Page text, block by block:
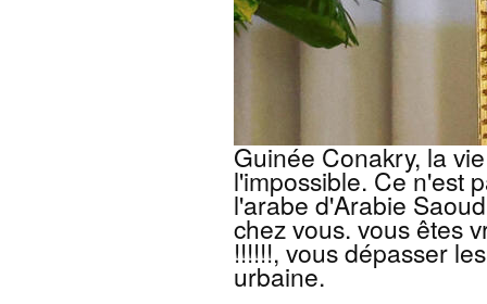
Guinée Conakry, la
l'impossible. Ce n'est
l'arabe d'Arabie
chez vous. vous êtes
!!!!!!, vous dépasser
urbaine.